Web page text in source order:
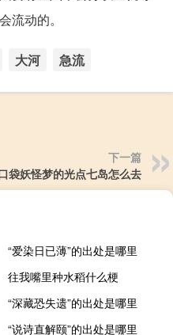
流动的。
大河 急流
下一篇
袋妖怪梦的光点七岛怎么去
“爱染日已薄”的出处是哪里
往我嘴里种水稻什么梗
“深藏恐失遗”的出处是哪里
“说诗直解颐”的出处是哪里